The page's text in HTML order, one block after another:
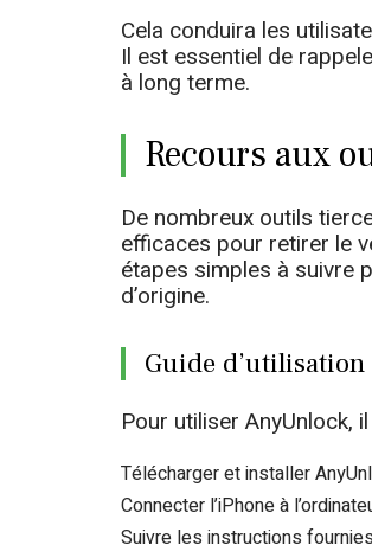
Cela conduira les
Il est essentiel de
à long terme.
Recours aux
De nombreux outils
efficaces pour retirer le
étapes simples à suivre
d’origine.
Guide
Pour utiliser AnyUnlock,
Télécharger et installer
Connecter l’iPhone à
Suivre les instructions